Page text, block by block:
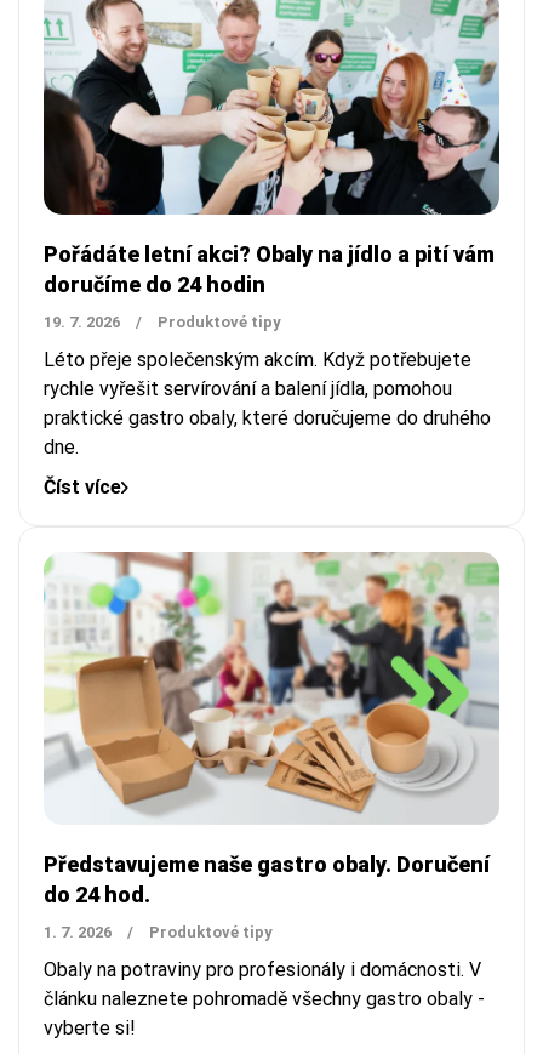
Pořádáte letní akci? Obaly na jídlo a pití vám
doručíme do 24 hodin
19. 7. 2026 / Produktové tipy
Léto přeje společenským akcím. Když potřebujete
rychle vyřešit servírování a balení jídla, pomohou
praktické gastro obaly, které doručujeme do druhého
dne.
Číst více
Představujeme naše gastro obaly. Doručení
do 24 hod.
1. 7. 2026 / Produktové tipy
Obaly na potraviny pro profesionály i domácnosti. V
článku naleznete pohromadě všechny gastro obaly -
vyberte si!